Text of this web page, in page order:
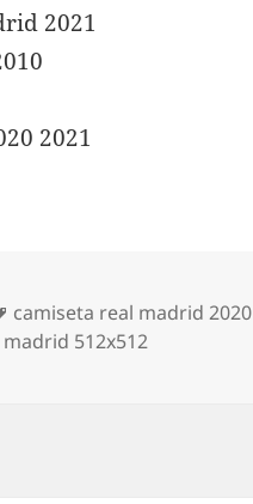
Etiquetas
camiseta real madrid 2020
512x512